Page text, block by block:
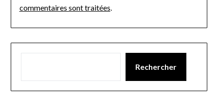
commentaires sont traitées.
Rechercher